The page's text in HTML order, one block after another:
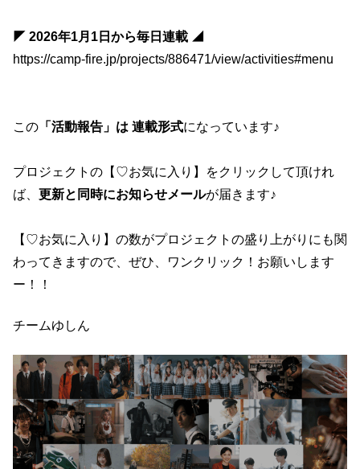
◤ 2026年1月1日から毎日連載 ◢
https://camp-fire.jp/projects/886471/view/activities#menu
この 「活動報告」は 連載形式になっています♪
プロジェクトの【♡お気に入り】をクリックして頂けれ
ば、
更新と同時にお知らせメールが届きます♪
【♡お気に入り】の数がプロジェクトの盛り上がりにも関
わってきますので、ぜひ、ワンクリック！お願いします
ー！！
チームゆしん